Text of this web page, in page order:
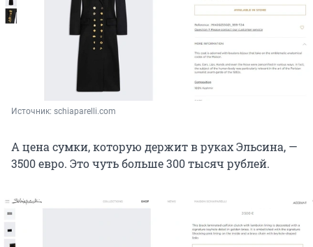
Источник: schiaparelli.com
А цена сумки, которую держит в руках Эльсина, —
3500 евро. Это чуть больше 300 тысяч рублей.